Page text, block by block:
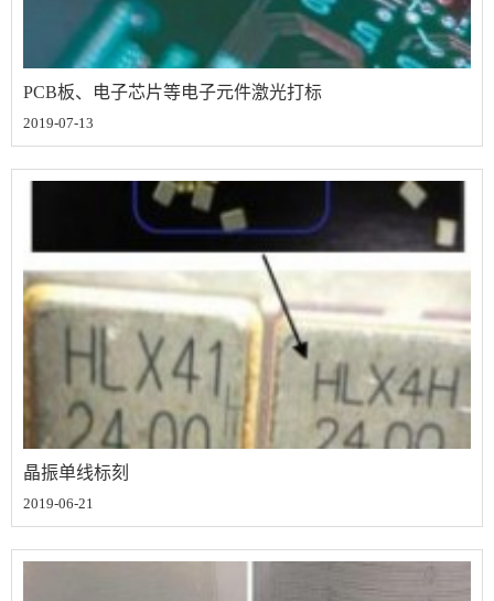
PCB板、电子芯片等电子元件激光打标
2019-07-13
晶振单线标刻
2019-06-21